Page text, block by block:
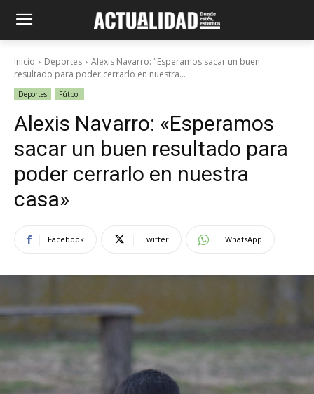
Inicio Deportes
Alexis Navarro: "Esperamos sacar un buen
resultado para poder cerrarlo en nuestra...
Deportes Fútbol
Alexis Navarro: «Esperamos
sacar un buen resultado para
poder cerrarlo en nuestra
casa»
Facebook Twitter WhatsApp